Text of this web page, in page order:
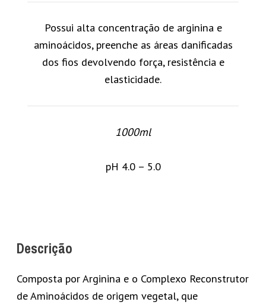
Possui alta concentração de arginina e
aminoácidos, preenche as áreas danificadas
dos fios devolvendo força, resistência e
elasticidade.
1000ml
pH 4.0 – 5.0
Descrição
Composta por Arginina e o Complexo Reconstrutor
de Aminoácidos de origem vegetal, que